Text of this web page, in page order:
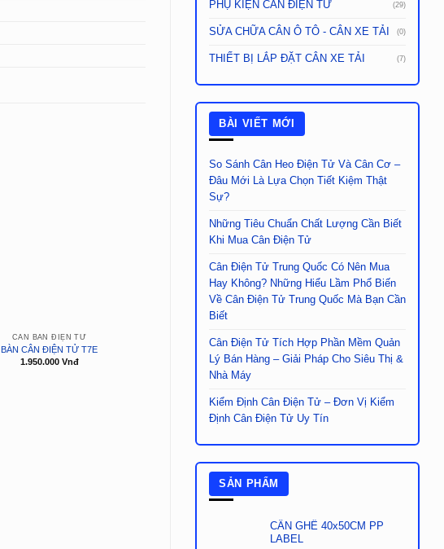
PHỤ KIỆN CÂN ĐIỆN TỬ (29)
SỬA CHỮA CÂN Ô TÔ - CÂN XE TẢI (0)
THIẾT BỊ LẮP ĐẶT CÂN XE TẢI (7)
BÀI VIẾT MỚI
So Sánh Cân Heo Điện Tử Và Cân Cơ –
Đâu Mới Là Lựa Chọn Tiết Kiệm Thật
Sự?
Những Tiêu Chuẩn Chất Lượng Cần Biết
Khi Mua Cân Điện Tử
Cân Điện Tử Trung Quốc Có Nên Mua
Hay Không? Những Hiểu Lầm Phổ Biến
Về Cân Điện Tử Trung Quốc Mà Bạn Cần
Biết
Cân Điện Tử Tích Hợp Phần Mềm Quản
Lý Bán Hàng – Giải Pháp Cho Siêu Thị &
Nhà Máy
Kiểm Định Cân Điện Tử – Đơn Vị Kiểm
Định Cân Điện Tử Uy Tín
SẢN PHẨM
CÂN GHẾ 40x50CM PP
LABEL
CÂN BÀN ĐIỆN TỬ
BÀN CÂN ĐIỆN TỬ T7E
1.950.000Vnđ
CÂN BÀN ĐIỆN TỬ
Cân Bàn Điện Tử CTP-T7E
2.900.000 Vnđ
Giá
gốc
là:
Vnđ.
2.550.000Vnđ Giá
2.550.000
Vnđ.
CÂN BÀN ĐIỆN TỬ